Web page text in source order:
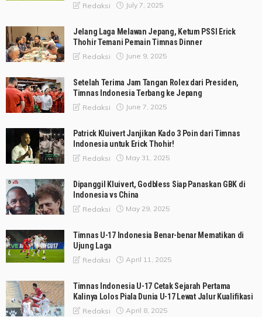
Redaksi July 7, 2025
Jelang Laga Melawan Jepang, Ketum PSSI Erick
Thohir Temani Pemain Timnas Dinner
Redaksi June 9, 2025
Setelah Terima Jam Tangan Rolex dari Presiden,
Timnas Indonesia Terbang ke Jepang
Redaksi June 7, 2025
Patrick Kluivert Janjikan Kado 3 Poin dari Timnas
Indonesia untuk Erick Thohir!
Redaksi May 31, 2025
Dipanggil Kluivert, Godbless Siap Panaskan GBK di
Indonesia vs China
Redaksi May 29, 2025
Timnas U-17 Indonesia Benar-benar Mematikan di
Ujung Laga
Redaksi April 11, 2025
Timnas Indonesia U-17 Cetak Sejarah Pertama
Kalinya Lolos Piala Dunia U-17 Lewat Jalur Kualifikasi
Redaksi April 8, 2025